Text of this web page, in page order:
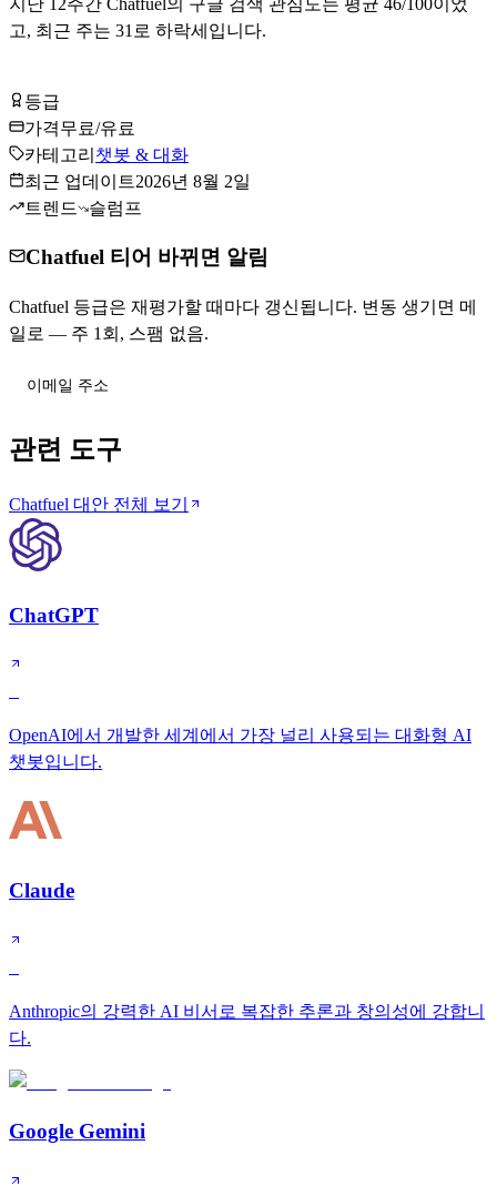
고, 최근 주는 31 로 하락세입니다.
등급
가격무료/유료
카테고리 챗봇 & 대화
최근 업데이트2026년 8월 2일
트렌드
슬럼프
Chatfuel 티어 바뀌면 알림
Chatfuel 등급은 재평가할 때마다 갱신됩니다. 변동 생기면 메
일로 — 주 1회, 스팸 없음.
관련 도구
Chatfuel 대안 전체 보기
ChatGPT
OpenAI에서 개발한 세계에서 가장 널리 사용되는 대화형 AI
챗봇입니다.
Claude
Anthropic의 강력한 AI 비서로 복잡한 추론과 창의성에 강합니
다.
Google Gemini